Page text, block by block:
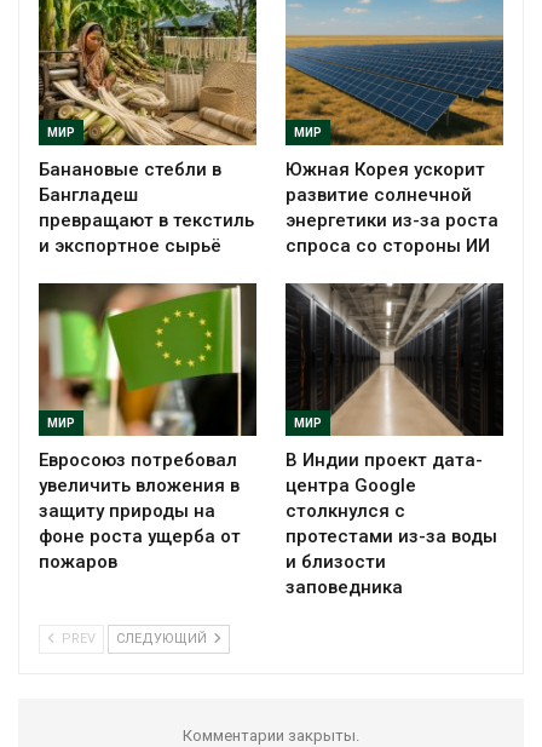
МИР
Банановые стебли в
Бангладеш
превращают в текстиль
и экспортное сырьё
МИР
Южная Корея ускорит
развитие солнечной
энергетики из-за роста
спроса со стороны ИИ
МИР
Евросоюз потребовал
увеличить вложения в
защиту природы на
фоне роста ущерба от
пожаров
МИР
В Индии проект дата-
центра Google
столкнулся с
протестами из-за воды
и близости
заповедника
PREV СЛЕДУЮЩИЙ
Комментарии закрыты.